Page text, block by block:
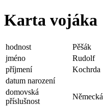
Karta vojáka
hodnost
Pěšák
jméno
Rudolf
příjmení
Kochrda
datum narození
domovská
příslušnost